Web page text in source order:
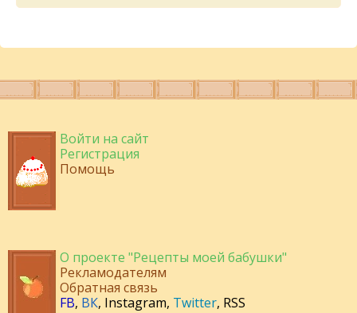
Войти на сайт
Регистрация
Помощь
О проекте "Рецепты моей бабушки"
Рекламодателям
Обратная связь
FB, ВК, Instagram, Twitter, RSS